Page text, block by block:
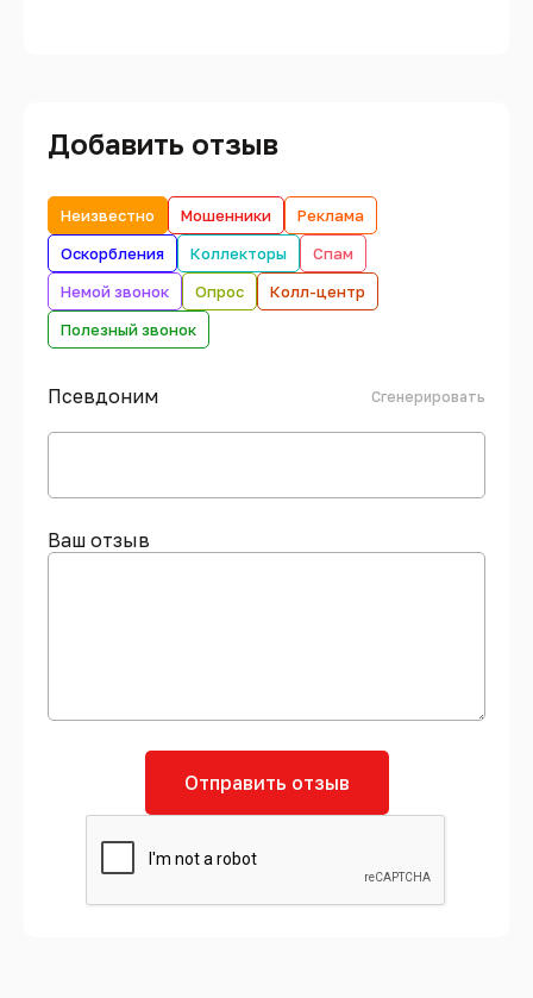
Добавить отзыв
Неизвестно Мошенники
Реклама
Оскорбления
Коллекторы
Спам
Немой звонок
Опрос
Колл-центр
Полезный звонок
Псевдоним Сгенерировать
Ваш отзыв
Отправить отзыв